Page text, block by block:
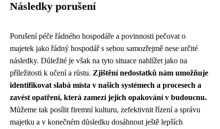
Následky porušení
Porušení péče řádného hospodáře a povinnosti pečovat o
majetek jako řádný hospodář s sebou samozřejmě nese určité
následky. Důležité je však na tyto situace nahlížet jako na
příležitosti k učení a růstu. Zjištění nedostatků nám umožňuje
identifikovat slabá místa v našich systémech a procesech a
zavést opatření, která zamezí jejich opakování v budoucnu.
Můžeme tak posílit firemní kulturu, zefektivnit řízení a správu
majetku a v konečném důsledku dosáhnout ještě lepších